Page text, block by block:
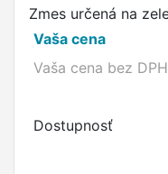
Zmes určená na
Vaša cena
Vaša cena bez DPH
Dostupnosť